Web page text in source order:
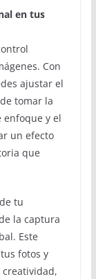
en tus
Con
ajustar el
tomar la
enfoque y el
un efecto
que
tu
la captura
Este
fotos y